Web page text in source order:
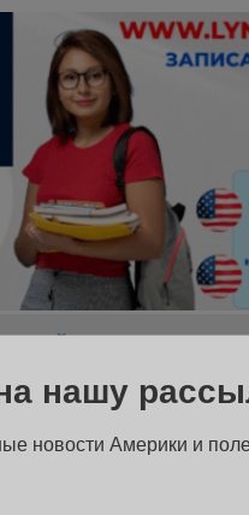
Нью-Йорке: рейтинг
состоят в браке:
нашу
новости Америки и